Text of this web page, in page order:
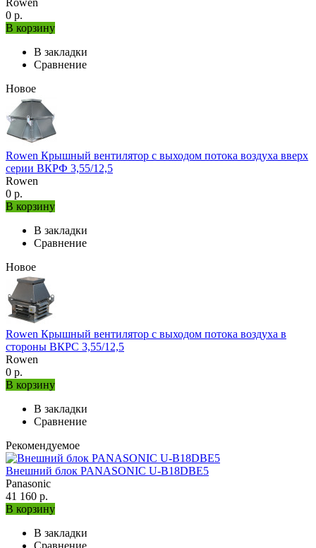
Rowen
0 р.
В корзину
В закладки
Сравнение
Новое
Rowen Крышный вентилятор с выходом потока воздуха вверх
серии ВКРФ 3,55/12,5
Rowen
0 р.
В корзину
В закладки
Сравнение
Новое
Rowen Крышный вентилятор с выходом потока воздуха в
стороны ВКРС 3,55/12,5
Rowen
0 р.
В корзину
В закладки
Сравнение
Рекомендуемое
Внешний блок PANASONIC U-B18DBE5
Panasonic
41 160 р.
В корзину
В закладки
Сравнение